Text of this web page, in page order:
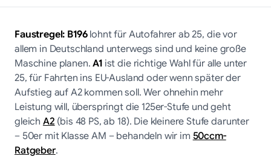
Faustregel:B196lohnt für Autofahrer ab 25, die vor
allem in Deutschland unterwegs sind und keine große
Maschine planen.A1ist die richtige Wahl für alle unter
25, für Fahrten ins EU-Ausland oder wenn später der
Aufstieg auf A2 kommen soll. Wer ohnehin mehr
Leistung will, überspringt die 125er-Stufe und geht
gleichA2(bis 48 PS, ab 18). Die kleinere Stufe darunter
– 50er mit Klasse AM – behandeln wir im50ccm-
Ratgeber.